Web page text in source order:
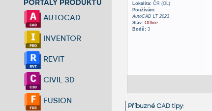
PORTÁLY PRODUKTŮ
AUTOCAD
INVENTOR
REVIT
CIVIL 3D
FUSION
Lokalita:ČR (OL)
Používám:
AutoCAD LT 2023
Stav: Offline
Bodů:3
Příbuzné CAD tipy: